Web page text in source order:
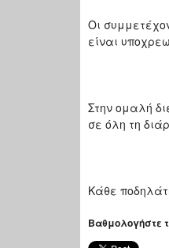
Οι
είναι
Στην ομαλή
σε όλη τη
Κάθε
Βαθμολογήστε